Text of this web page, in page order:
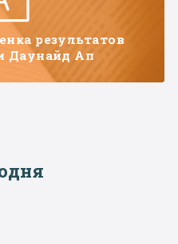
результатов
Даунайд Ап